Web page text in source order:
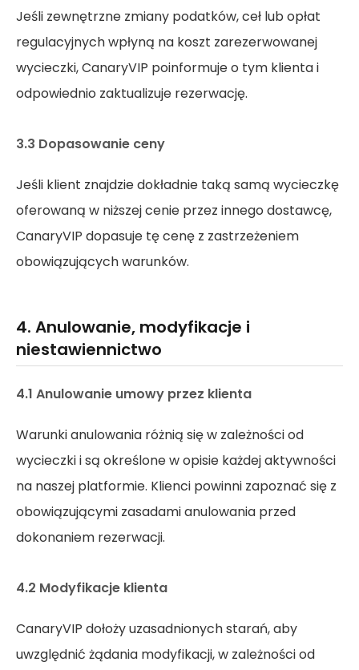
Jeśli zewnętrzne zmiany podatków, ceł lub opłat
regulacyjnych wpłyną na koszt zarezerwowanej
wycieczki, CanaryVIP poinformuje o tym klienta i
odpowiednio zaktualizuje rezerwację.
3.3 Dopasowanie ceny
Jeśli klient znajdzie dokładnie taką samą wycieczkę
oferowaną w niższej cenie przez innego dostawcę,
CanaryVIP dopasuje tę cenę z zastrzeżeniem
obowiązujących warunków.
4. Anulowanie, modyfikacje i
niestawiennictwo
4.1 Anulowanie umowy przez klienta
Warunki anulowania różnią się w zależności od
wycieczki i są określone w opisie każdej aktywności
na naszej platformie. Klienci powinni zapoznać się z
obowiązującymi zasadami anulowania przed
dokonaniem rezerwacji.
4.2 Modyfikacje klienta
CanaryVIP dołoży uzasadnionych starań, aby
uwzględnić żądania modyfikacji, w zależności od